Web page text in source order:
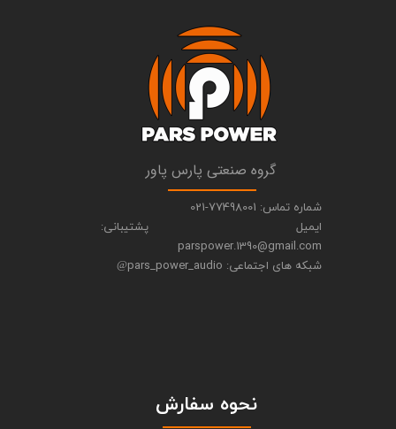
​گروه صنعتی پارس پاور
شماره تماس: 77498001-021
ایمیل پشتیبانی:
parspower.1390@gmail.com
شبکه های اجتماعی: pars_power_audio
@
نحوه سفارش